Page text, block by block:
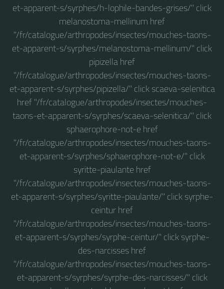
et-apparent-s/syrphes/h-lophile-bandes-grises/" click
melanostoma-mellinum href
"/fr/catalogue/arthropodes/insectes/mouches-taons-
et-apparent-s/syrphes/melanostoma-mellinum/" click
pipizella href
"/fr/catalogue/arthropodes/insectes/mouches-taons-
et-apparent-s/syrphes/pipizella/" click scaeva-selenitica
href "/fr/catalogue/arthropodes/insectes/mouches-
taons-et-apparent-s/syrphes/scaeva-selenitica/" click
sphaerophore-not-e href
"/fr/catalogue/arthropodes/insectes/mouches-taons-
et-apparent-s/syrphes/sphaerophore-not-e/" click
syritte-piaulante href
"/fr/catalogue/arthropodes/insectes/mouches-taons-
et-apparent-s/syrphes/syritte-piaulante/" click syrphe-
ceintur href
"/fr/catalogue/arthropodes/insectes/mouches-taons-
et-apparent-s/syrphes/syrphe-ceintur/" click syrphe-
des-narcisses href
"/fr/catalogue/arthropodes/insectes/mouches-taons-
et-apparent-s/syrphes/syrphe-des-narcisses/" click